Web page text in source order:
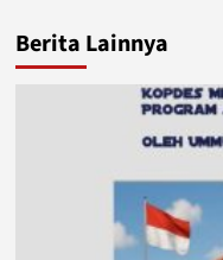
Berita Lainnya